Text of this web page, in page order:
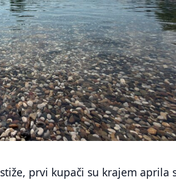
prvi kupači su krajem aprila